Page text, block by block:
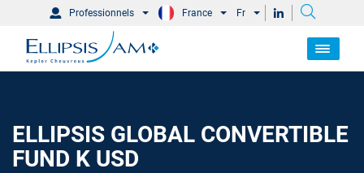
Professionnels France Fr
ELLIPSIS GLOBAL CONVERTIBLE
FUND K USD